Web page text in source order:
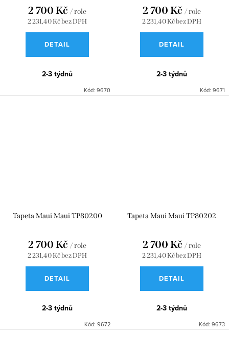
2 231,40 Kč bez DPH
2 700 Kč / role
DETAIL
2-3 týdnů
Kód: 9670
2 231,40 Kč bez DPH
2 700 Kč / role
DETAIL
2-3 týdnů
Kód: 9671
Tapeta Maui Maui TP80200
2 231,40 Kč bez DPH
2 700 Kč / role
DETAIL
2-3 týdnů
Kód: 9672
Tapeta Maui Maui TP80202
2 231,40 Kč bez DPH
2 700 Kč / role
DETAIL
2-3 týdnů
Kód: 9673